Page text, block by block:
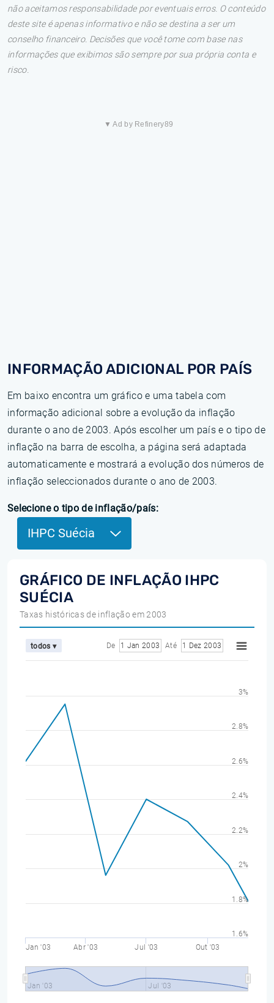
não aceitamos responsabilidade por eventuais erros. O conteúdo
deste site é apenas informativo e não se destina a ser um
conselho financeiro. Decisões que você tome com base nas
informações que exibimos são sempre por sua própria conta e
risco.
▼ Ad by Refinery89
INFORMAÇÃO ADICIONAL POR PAÍS
Em baixo encontra um gráfico e uma tabela com
informação adicional sobre a evolução da inflação
durante o ano de 2003. Após escolher um país e o tipo de
inflação na barra de escolha, a página será adaptada
automaticamente e mostrará a evolução dos números de
inflação seleccionados durante o ano de 2003.
Selecione o tipo de inflação/país:
IHPC Suécia
GRÁFICO DE INFLAÇÃO IHPC
SUÉCIA
Taxas históricas de inflação em 2003
todos ▾ De 1 Jan 2003 Até 1 Dez 2003
Jan '03 Abr '03 Jul '03 Out '03
Jan '03 Jul '03
1.6%
1.8%
2%
2.2%
2.4%
2.6%
2.8%
3%